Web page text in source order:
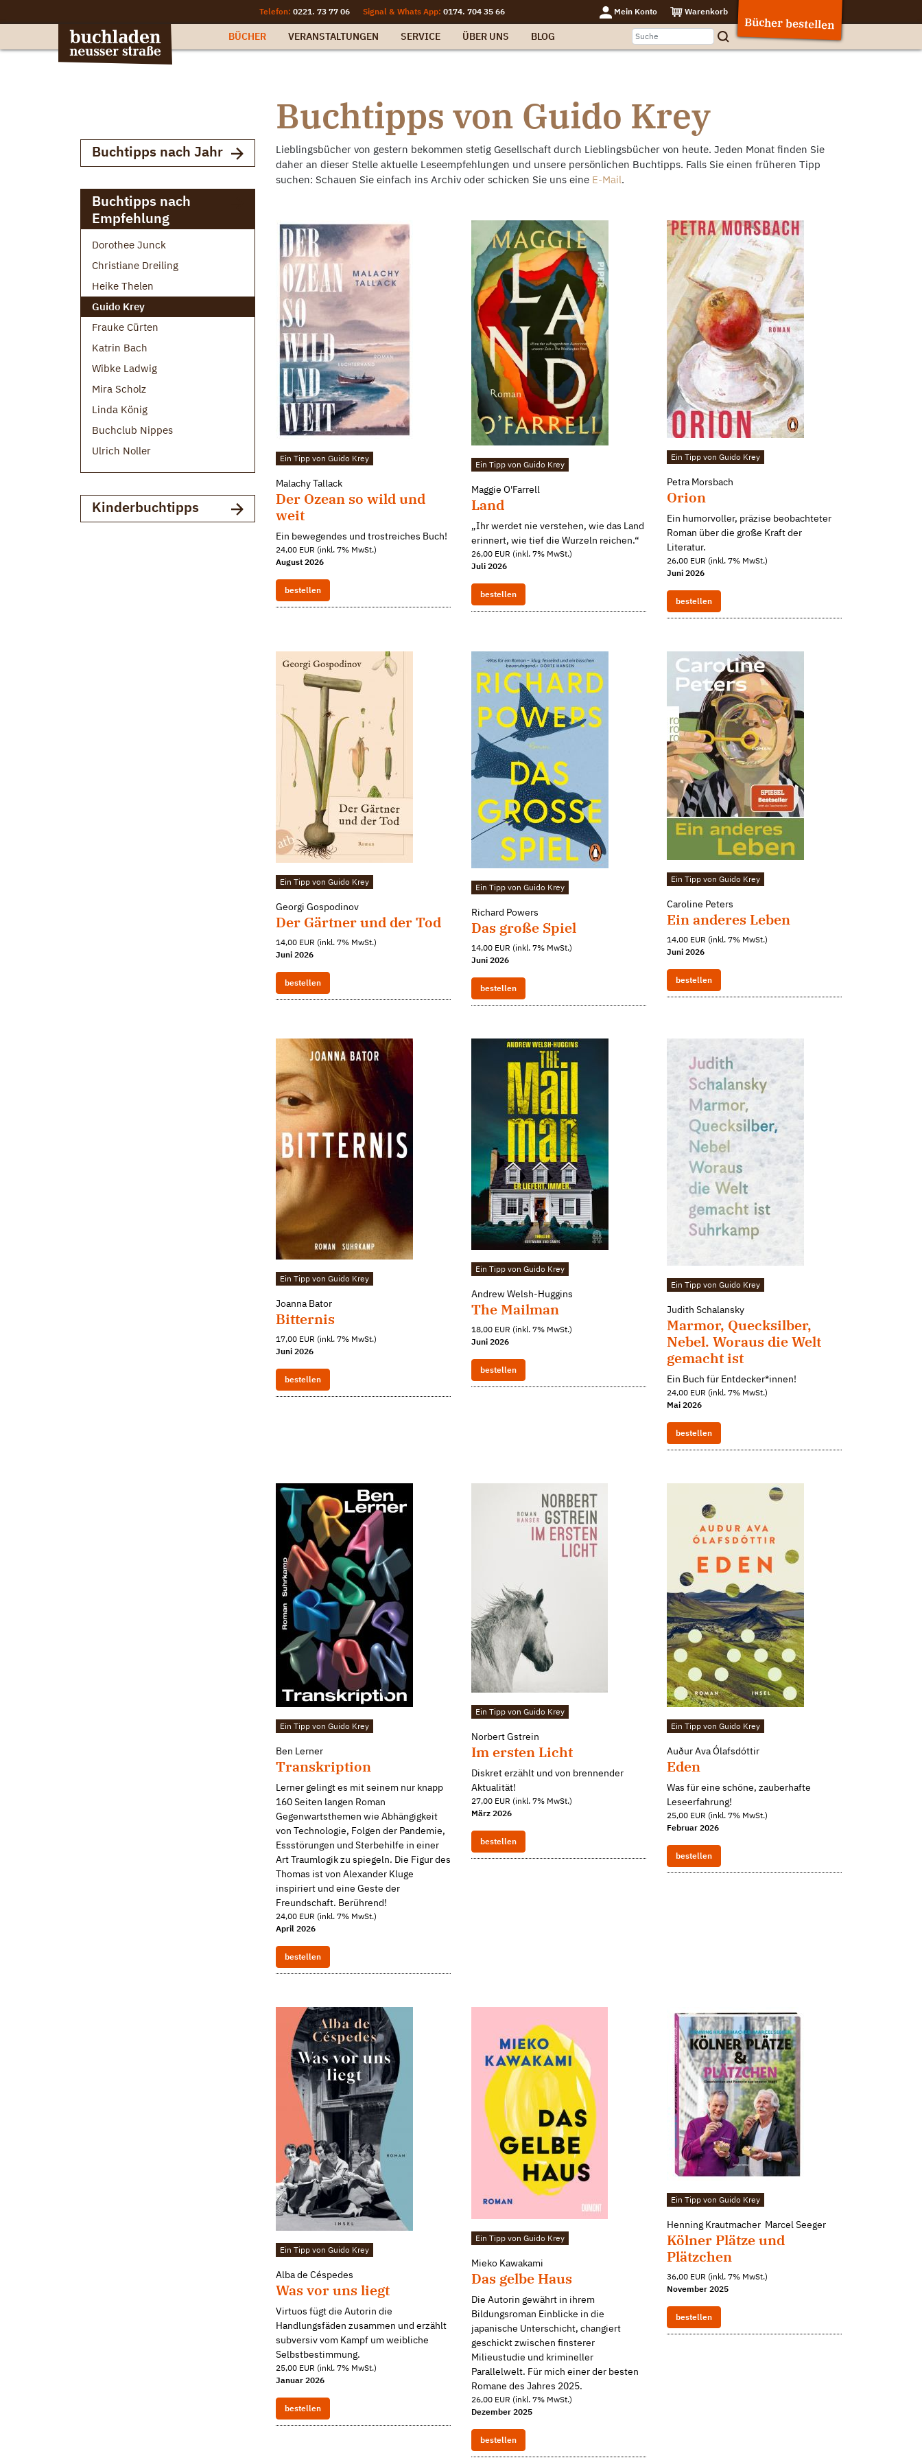
Telefon: 0221. 73 77 06 Signal & Whats App: 0174. 704 35 66 Mein Konto Warenkorb
Bücher bestellen
BÜCHER VERANSTALTUNGEN SERVICE ÜBER UNS BLOG
Buchtipps nach Jahr
Buchtipps nach
Empfehlung
Dorothee Junck
Christiane Dreiling
Heike Thelen
Guido Krey
Frauke Cürten
Katrin Bach
Wibke Ladwig
Mira Scholz
Linda König
Buchclub Nippes
Ulrich Noller
Kinderbuchtipps
Buchtipps von Guido Krey
Lieblingsbücher von gestern bekommen stetig Gesellschaft durch Lieblingsbücher von heute. Jeden Monat finden Sie
daher an dieser Stelle aktuelle Leseempfehlungen und unsere persönlichen Buchtipps. Falls Sie einen früheren Tipp
suchen: Schauen Sie einfach ins Archiv oder schicken Sie uns eine E-Mail.
Ein Tipp von Guido Krey
Malachy Tallack
Der Ozean so wild und
weit
Ein bewegendes und trostreiches Buch!
24,00 EUR (inkl. 7% MwSt.)
August 2026
bestellen
Ein Tipp von Guido Krey
Maggie O'Farrell
Land
„Ihr werdet nie verstehen, wie das Land
erinnert, wie tief die Wurzeln reichen.“
26,00 EUR (inkl. 7% MwSt.)
Juli 2026
bestellen
Ein Tipp von Guido Krey
Petra Morsbach
Orion
Ein humorvoller, präzise beobachteter
Roman über die große Kraft der
Literatur.
26,00 EUR (inkl. 7% MwSt.)
Juni 2026
bestellen
Ein Tipp von Guido Krey
Georgi Gospodinov
Der Gärtner und der Tod
14,00 EUR (inkl. 7% MwSt.)
Juni 2026
bestellen
Ein Tipp von Guido Krey
Richard Powers
Das große Spiel
14,00 EUR (inkl. 7% MwSt.)
Juni 2026
bestellen
Ein Tipp von Guido Krey
Caroline Peters
Ein anderes Leben
14,00 EUR (inkl. 7% MwSt.)
Juni 2026
bestellen
Ein Tipp von Guido Krey
Joanna Bator
Bitternis
17,00 EUR (inkl. 7% MwSt.)
Juni 2026
bestellen
Ein Tipp von Guido Krey
Andrew Welsh-Huggins
The Mailman
18,00 EUR (inkl. 7% MwSt.)
Juni 2026
bestellen
Ein Tipp von Guido Krey
Judith Schalansky
Marmor, Quecksilber,
Nebel. Woraus die Welt
gemacht ist
Ein Buch für Entdecker*innen!
24,00 EUR (inkl. 7% MwSt.)
Mai 2026
bestellen
Ein Tipp von Guido Krey
Ben Lerner
Transkription
Lerner gelingt es mit seinem nur knapp
160 Seiten langen Roman
Gegenwartsthemen wie Abhängigkeit
von Technologie, Folgen der Pandemie,
Essstörungen und Sterbehilfe in einer
Art Traumlogik zu spiegeln. Die Figur des
Thomas ist von Alexander Kluge
inspiriert und eine Geste der
Freundschaft. Berührend!
24,00 EUR (inkl. 7% MwSt.)
April 2026
bestellen
Ein Tipp von Guido Krey
Norbert Gstrein
Im ersten Licht
Diskret erzählt und von brennender
Aktualität!
27,00 EUR (inkl. 7% MwSt.)
März 2026
bestellen
Ein Tipp von Guido Krey
Auður Ava Ólafsdóttir
Eden
Was für eine schöne, zauberhafte
Leseerfahrung!
25,00 EUR (inkl. 7% MwSt.)
Februar 2026
bestellen
Ein Tipp von Guido Krey
Alba de Céspedes
Was vor uns liegt
Virtuos fügt die Autorin die
Handlungsfäden zusammen und erzählt
subversiv vom Kampf um weibliche
Selbstbestimmung.
25,00 EUR (inkl. 7% MwSt.)
Januar 2026
bestellen
Ein Tipp von Guido Krey
Mieko Kawakami
Das gelbe Haus
Die Autorin gewährt in ihrem
Bildungsroman Einblicke in die
japanische Unterschicht, changiert
geschickt zwischen finsterer
Milieustudie und krimineller
Parallelwelt. Für mich einer der besten
Romane des Jahres 2025.
26,00 EUR (inkl. 7% MwSt.)
Dezember 2025
bestellen
Ein Tipp von Guido Krey
Henning Krautmacher Marcel Seeger
Kölner Plätze und
Plätzchen
36,00 EUR (inkl. 7% MwSt.)
November 2025
bestellen